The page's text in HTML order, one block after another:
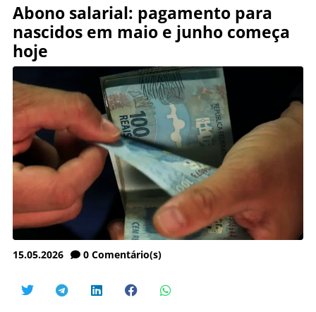
Abono salarial: pagamento para
nascidos em maio e junho começa
hoje
15.05.2026 0 Comentário(s)